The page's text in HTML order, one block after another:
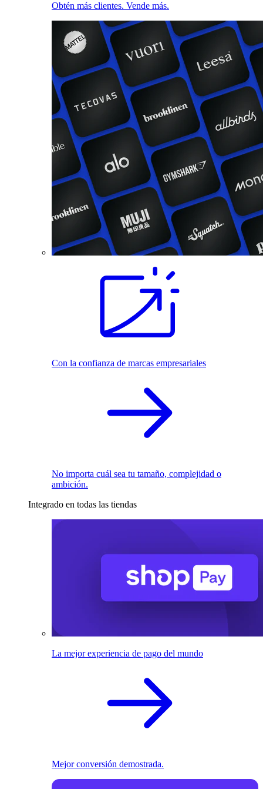
Obtén más clientes. Vende más.
Con la confianza de marcas empresariales
No importa cuál sea tu tamaño, complejidad o
ambición.
Integrado en todas las tiendas
La mejor experiencia de pago del mundo
Mejor conversión demostrada.